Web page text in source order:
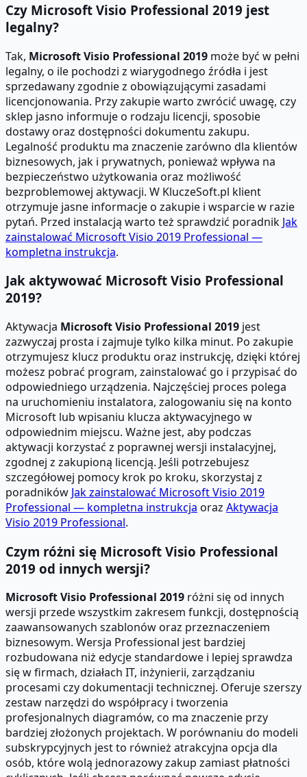
Czy Microsoft Visio Professional 2019 jest
legalny?
Tak, Microsoft Visio Professional 2019 może być w pełni
legalny, o ile pochodzi z wiarygodnego źródła i jest
sprzedawany zgodnie z obowiązującymi zasadami
licencjonowania. Przy zakupie warto zwrócić uwagę, czy
sklep jasno informuje o rodzaju licencji, sposobie
dostawy oraz dostępności dokumentu zakupu.
Legalność produktu ma znaczenie zarówno dla klientów
biznesowych, jak i prywatnych, ponieważ wpływa na
bezpieczeństwo użytkowania oraz możliwość
bezproblemowej aktywacji. W KluczeSoft.pl klient
otrzymuje jasne informacje o zakupie i wsparcie w razie
pytań. Przed instalacją warto też sprawdzić poradnik Jak
zainstalować Microsoft Visio 2019 Professional —
kompletna instrukcja.
Jak aktywować Microsoft Visio Professional
2019?
Aktywacja Microsoft Visio Professional 2019 jest
zazwyczaj prosta i zajmuje tylko kilka minut. Po zakupie
otrzymujesz klucz produktu oraz instrukcję, dzięki której
możesz pobrać program, zainstalować go i przypisać do
odpowiedniego urządzenia. Najczęściej proces polega
na uruchomieniu instalatora, zalogowaniu się na konto
Microsoft lub wpisaniu klucza aktywacyjnego w
odpowiednim miejscu. Ważne jest, aby podczas
aktywacji korzystać z poprawnej wersji instalacyjnej,
zgodnej z zakupioną licencją. Jeśli potrzebujesz
szczegółowej pomocy krok po kroku, skorzystaj z
poradników Jak zainstalować Microsoft Visio 2019
Professional — kompletna instrukcja oraz Aktywacja
Visio 2019 Professional.
Czym różni się Microsoft Visio Professional
2019 od innych wersji?
Microsoft Visio Professional 2019 różni się od innych
wersji przede wszystkim zakresem funkcji, dostępnością
zaawansowanych szablonów oraz przeznaczeniem
biznesowym. Wersja Professional jest bardziej
rozbudowana niż edycje standardowe i lepiej sprawdza
się w firmach, działach IT, inżynierii, zarządzaniu
procesami czy dokumentacji technicznej. Oferuje szerszy
zestaw narzędzi do współpracy i tworzenia
profesjonalnych diagramów, co ma znaczenie przy
bardziej złożonych projektach. W porównaniu do modeli
subskrypcyjnych jest to również atrakcyjna opcja dla
osób, które wolą jednorazowy zakup zamiast płatności